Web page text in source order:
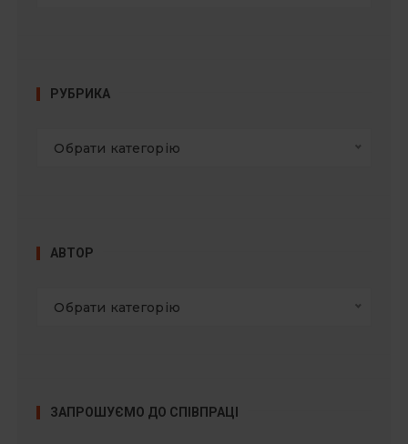
РУБРИКА
Обрати категорію
АВТОР
Обрати категорію
ЗАПРОШУЄМО ДО СПІВПРАЦІ